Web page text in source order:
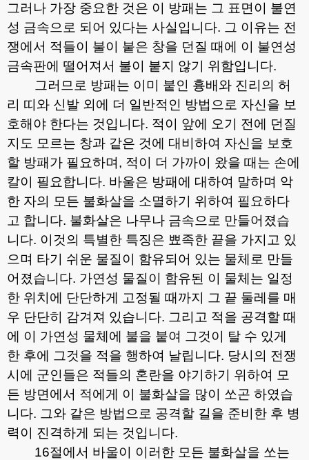
그러나 가장 중요한 것은 이 방패는 그 표면이 불연
성 금속으로 되어 있다는 사실입니다. 그 이유는 전
쟁에서 적들이 불이 붙은 창을 던질 때에 이 불연성
금속판에 떨어져서 불이 붙지 않기 위함입니다.
그러므로 방패는 이미 붙인 흉배와 진리의 허
리 띠와 신발 외에 더 일반적인 방법으로 자신을 보
호해야 한다는 것입니다. 적이 앞에 오기 전에 던질
지도 모르는 창과 같은 것에 대비하여 자신을 보호
할 방패가 필요하며 , 적이 더 가까이 왔을 때는 손에
칼이 필요합니다. 바울은 방패에 대하여 말하며 악
한 자의 모든 불화살을 소멸하기 위하여 필요하다
고 합니다. 불화살은 나무나 금속으로 만들어졌습
니다. 이것의 특별한 특징은 뾰족한 끝을 가지고 있
으며 타기 쉬운 물질이 함유되어 있는 물체로 만들
어졌습니다. 가연성 물질이 함유된 이 물체는 일정
한 위치에 단단하게 고정될 때까지 그 끝 둘레를 매
우 단단히 감겨져 있습니다. 그리고 적을 공격할 때
에 이 가연성 물체에 불을 붙여 그것이 탈 수 있게
한 후에 그것을 적을 행하여 날립니다. 당시의 전쟁
시에 군인들은 적들의 혼란을 야기하기 위하여 모
든 방면에서 적에게 이 불화살을 많이 쏘곤 하였습
니다. 그와 같은 방법으로 공격할 길을 준비한 후 병
력이 진격하게 되는 것입니다.
16절에서 바울이 이러한 모든 불화살을 쏘는